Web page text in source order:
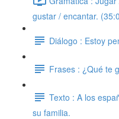
gustar / encantar.
Diálogo : Estoy
Frases : ¿Qué te
Texto : A los
su familia.